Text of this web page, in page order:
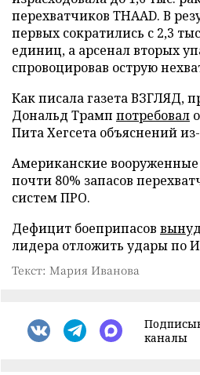
перехватчиков THAAD. В
первых сократились с 2,3
единиц, а арсенал вторых
спровоцировав острую
Как писала газета ВЗГЛЯД,
Дональд Трамп потребовал
Пита Хегсета объяснений
Американские
почти 80% запасов
систем ПРО.
Дефицит боеприпасов
лидера отложить удары по
Текст: Мария Иванова
каналы